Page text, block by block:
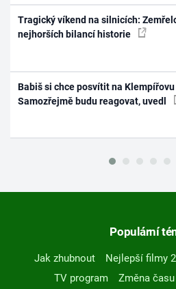
Tragický víkend na silnicích:
nejhorších bilancí historie
Babiš si chce posvítit na
Samozřejmě budu reagovat, uvedl
Populární
Jak zhubnout Nejlepší filmy
TV program
Změna času